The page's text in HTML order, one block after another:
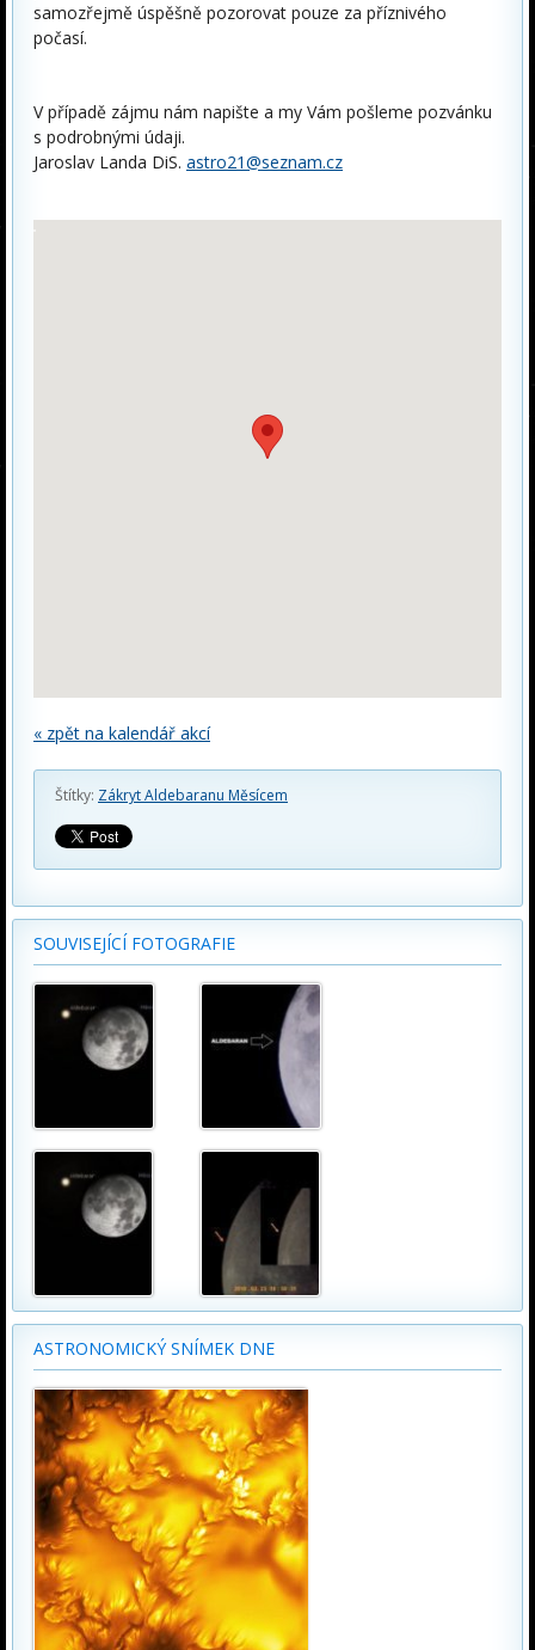
samozřejmě úspěšně pozorovat pouze za příznivého
počasí.
V případě zájmu nám napište a my Vám pošleme pozvánku
s podrobnými údaji.
Jaroslav Landa DiS. astro21@seznam.cz
« zpět na kalendář akcí
Štítky: Zákryt Aldebaranu Měsícem
SOUVISEJÍCÍ FOTOGRAFIE
ASTRONOMICKÝ SNÍMEK DNE